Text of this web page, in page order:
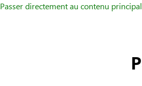
Passer directement au contenu principal